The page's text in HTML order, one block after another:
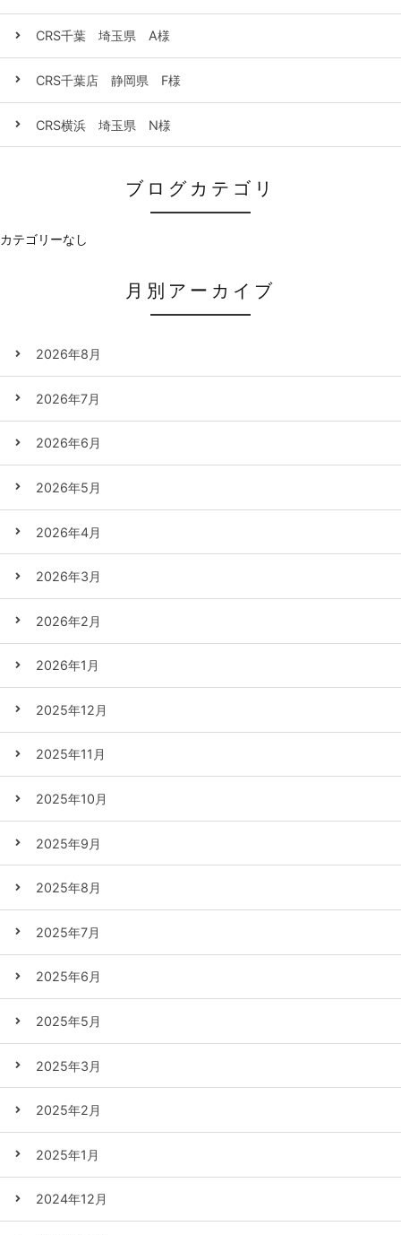
CRS千葉 埼玉県 A様
CRS千葉店 静岡県 F様
CRS横浜 埼玉県 N様
ブログカテゴリ
カテゴリーなし
月別アーカイブ
2026年8月
2026年7月
2026年6月
2026年5月
2026年4月
2026年3月
2026年2月
2026年1月
2025年12月
2025年11月
2025年10月
2025年9月
2025年8月
2025年7月
2025年6月
2025年5月
2025年3月
2025年2月
2025年1月
2024年12月